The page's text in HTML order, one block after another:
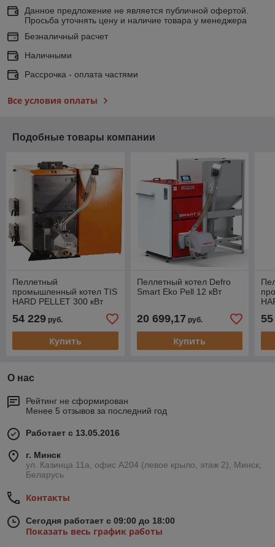
Данное предложение не является публичной офертой.
Просьба уточнять цену и наличие товара у менеджера
Безналичный расчет
Наличными
Рассрочка - оплата частями
Все условия оплаты
Подобные товары компании
Пеллетный
промышленный котел TIS
HARD PELLET 300 кВт
54 229 руб.
Купить
Пеллетный котел Defro
Smart Eko Pell 12 кВт
20 699,17 руб.
Купить
О нас
Рейтинг не сформирован
Менее 5 отзывов за последний год
Работает с 13.05.2016
г. Минск
ул. Казинца 11а, офис А204 (левое крыло, этаж 2), Минск,
Беларусь
Контакты
Сегодня работает с 09:00 до 18:00
Показать весь график работы